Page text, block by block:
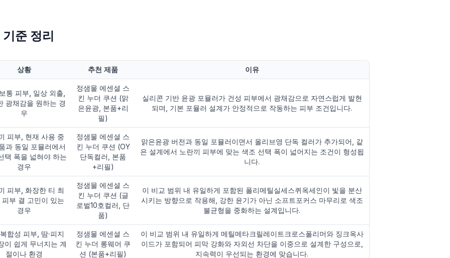
준 정리
상황 추천 제품 이유
통 피부, 일상 외출,
광채감을 원하는 경
우
정샘물 에센셜 스
킨 누더 쿠션 (맑
은윤광, 본품+리
필)
실리콘 기반 윤광 포뮬러가 건성 피부에서 광채감으로 자연스럽게 발현
되며, 기본 포뮬러 설계가 안정적으로 작동하는 피부 조건입니다.
피부, 현재 사용 중
과 동일 포뮬러에서
택 폭을 넓혀야 하는
경우
정샘물 에센셜 스
킨 누더 쿠션 (OY
단독컬러, 본품
+리필)
맑은윤광 버전과 동일 포뮬러이면서 올리브영 단독 컬러가 추가되어, 같
은 설계에서 노란끼 피부에 맞는 색조 선택 폭이 넓어지는 조건이 형성됩
니다.
피부, 화장한 티 최
부 결 고민이 있는
경우
정샘물 에센셜 스
킨 누더 쿠션 (글
로벌10호컬러, 단
품)
이 비교 범위 내 유일하게 포함된 폴리메틸실세스퀴옥세인이 빛을 분산
시키는 방향으로 작용해, 강한 윤기가 아닌 소프트포커스 마무리로 색조
불균형을 중화하는 설계입니다.
합성 피부, 땀·피지
이 쉽게 무너지는 계
절이나 환경
정샘물 에센셜 스
킨 누더 롱웨어 쿠
션 (본품+리필)
이 비교 범위 내 유일하게 메틸메타크릴레이트크로스폴리머와 징크옥사
이드가 포함되어 피막 강화와 자외선 차단을 이중으로 설계한 구성으로,
지속력이 우선되는 환경에 맞습니다.